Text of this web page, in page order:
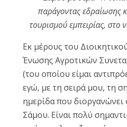
all
cached
παράγοντας εδραίωσης
τουρισμού εμπειρίας, στο
Εκ μέρους του
Ένωσης Αγροτικών
(του οποίου είμαι
εγώ, με τη σειρά μου, τη
ημερίδα που
Σάμου. Είναι πολύ